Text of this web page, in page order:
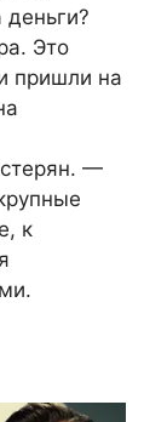
Это
пришли на
—
к